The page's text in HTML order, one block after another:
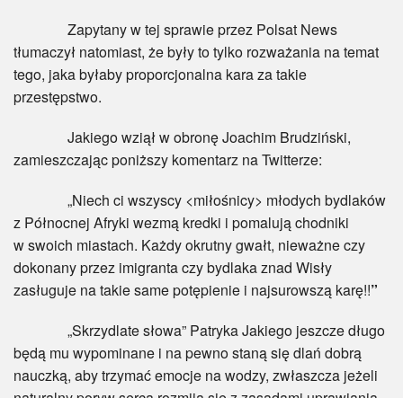
Zapytany w tej sprawie przez Polsat News
tłumaczył natomiast, że były to tylko rozważania na temat
tego, jaka byłaby proporcjonalna kara za takie
przestępstwo.
Jakiego wziął w obronę Joachim Brudziński,
zamieszczając poniższy komentarz na Twitterze:
„Niech ci wszyscy <miłośnicy> młodych bydlaków
z Północnej Afryki wezmą kredki i pomalują chodniki
w swoich miastach. Każdy okrutny gwałt, nieważne czy
dokonany przez imigranta czy bydlaka znad Wisły
zasługuje na takie same potępienie i najsurowszą karę!!”
„Skrzydlate słowa” Patryka Jakiego jeszcze długo
będą mu wypominane i na pewno staną się dlań dobrą
nauczką, aby trzymać emocje na wodzy, zwłaszcza jeżeli